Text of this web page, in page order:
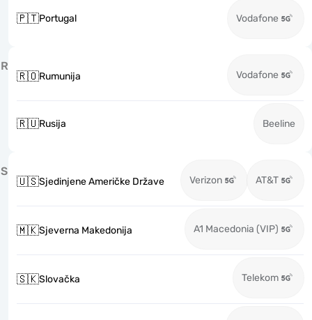
🇵🇹Portugal Vodafone
R
🇷🇴Rumunija Vodafone
🇷🇺Rusija Beeline
S
🇺🇸Sjedinjene Američke Države Verizon AT&T
🇲🇰Sjeverna Makedonija A1 Macedonia (VIP)
🇸🇰Slovačka Telekom